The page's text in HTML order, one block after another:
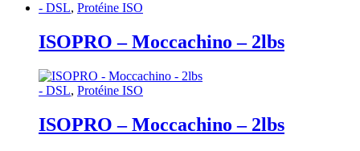
- DSL, Protéine ISO
ISOPRO – Moccachino – 2lbs
- DSL, Protéine ISO
ISOPRO – Moccachino – 2lbs